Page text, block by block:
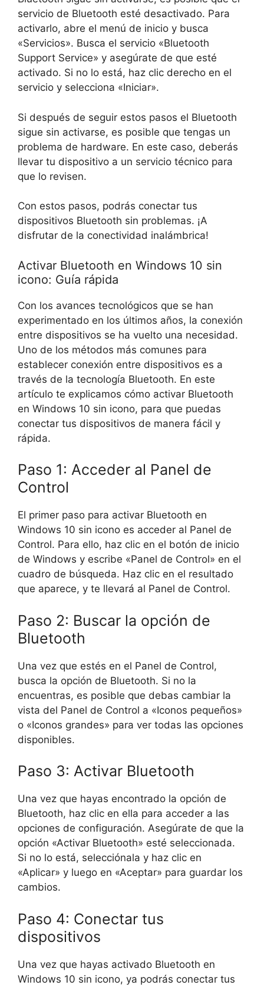
servicio de Bluetooth esté desactivado. Para
activarlo, abre el menú de inicio y busca
«Servicios». Busca el servicio «Bluetooth
Support Service» y asegúrate de que esté
activado. Si no lo está, haz clic derecho en el
servicio y selecciona «Iniciar».
Si después de seguir estos pasos el Bluetooth
sigue sin activarse, es posible que tengas un
problema de hardware. En este caso, deberás
llevar tu dispositivo a un servicio técnico para
que lo revisen.
Con estos pasos, podrás conectar tus
dispositivos Bluetooth sin problemas. ¡A
disfrutar de la conectividad inalámbrica!
Activar Bluetooth en Windows 10 sin
icono: Guía rápida
Con los avances tecnológicos que se han
experimentado en los últimos años, la conexión
entre dispositivos se ha vuelto una necesidad.
Uno de los métodos más comunes para
establecer conexión entre dispositivos es a
través de la tecnología Bluetooth. En este
artículo te explicamos cómo activar Bluetooth
en Windows 10 sin icono, para que puedas
conectar tus dispositivos de manera fácil y
rápida.
Paso 1: Acceder al Panel de
Control
El primer paso para activar Bluetooth en
Windows 10 sin icono es acceder al Panel de
Control. Para ello, haz clic en el botón de inicio
de Windows y escribe «Panel de Control» en el
cuadro de búsqueda. Haz clic en el resultado
que aparece, y te llevará al Panel de Control.
Paso 2: Buscar la opción de
Bluetooth
Una vez que estés en el Panel de Control,
busca la opción de Bluetooth. Si no la
encuentras, es posible que debas cambiar la
vista del Panel de Control a «Iconos pequeños»
o «Iconos grandes» para ver todas las opciones
disponibles.
Paso 3: Activar Bluetooth
Una vez que hayas encontrado la opción de
Bluetooth, haz clic en ella para acceder a las
opciones de configuración. Asegúrate de que la
opción «Activar Bluetooth» esté seleccionada.
Si no lo está, selecciónala y haz clic en
«Aplicar» y luego en «Aceptar» para guardar los
cambios.
Paso 4: Conectar tus
dispositivos
Una vez que hayas activado Bluetooth en
Windows 10 sin icono, ya podrás conectar tus